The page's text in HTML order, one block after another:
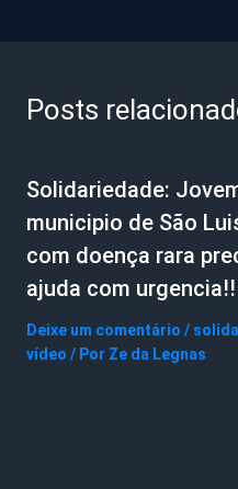
Posts
Solidariedade:
municipio de São
com doença rara
ajuda com
Deixe um comentário /
vídeo / Por Ze da Legnas